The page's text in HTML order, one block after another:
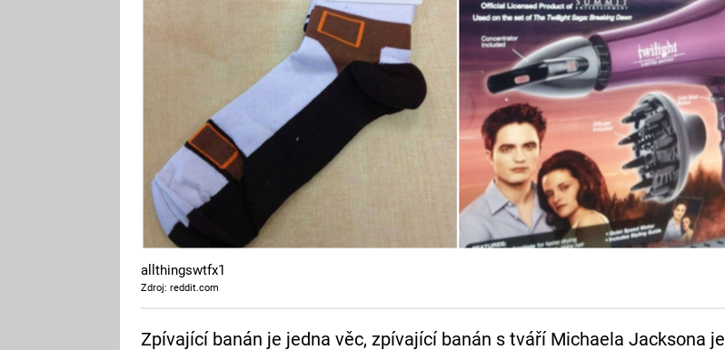
allthingswtfx1
Zdroj: reddit.com
Zpívající banán je jedna věc, zpívající banán s tváří Michaela Jacksona je